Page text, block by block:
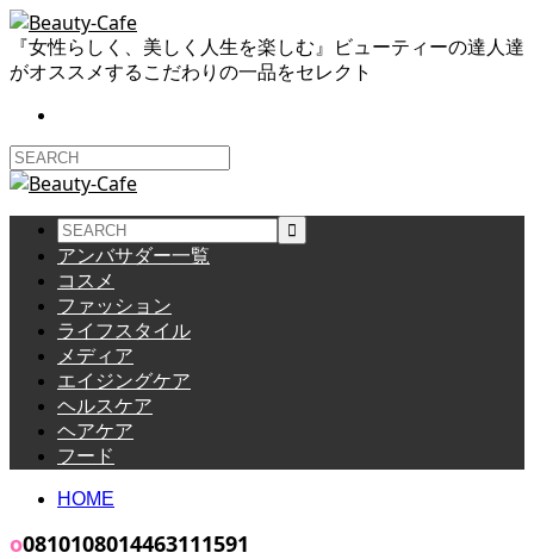
『女性らしく、美しく人生を楽しむ』ビューティーの達人達
がオススメするこだわりの一品をセレクト
アンバサダー一覧
コスメ
ファッション
ライフスタイル
メディア
エイジングケア
ヘルスケア
ヘアケア
フード
HOME
o0810108014463111591